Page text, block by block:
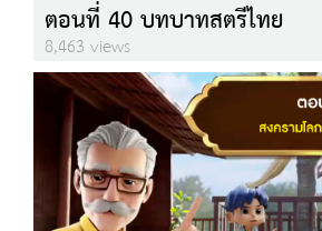
ตอนที่ 40 บทบาทสตรีไทย
8,463 views